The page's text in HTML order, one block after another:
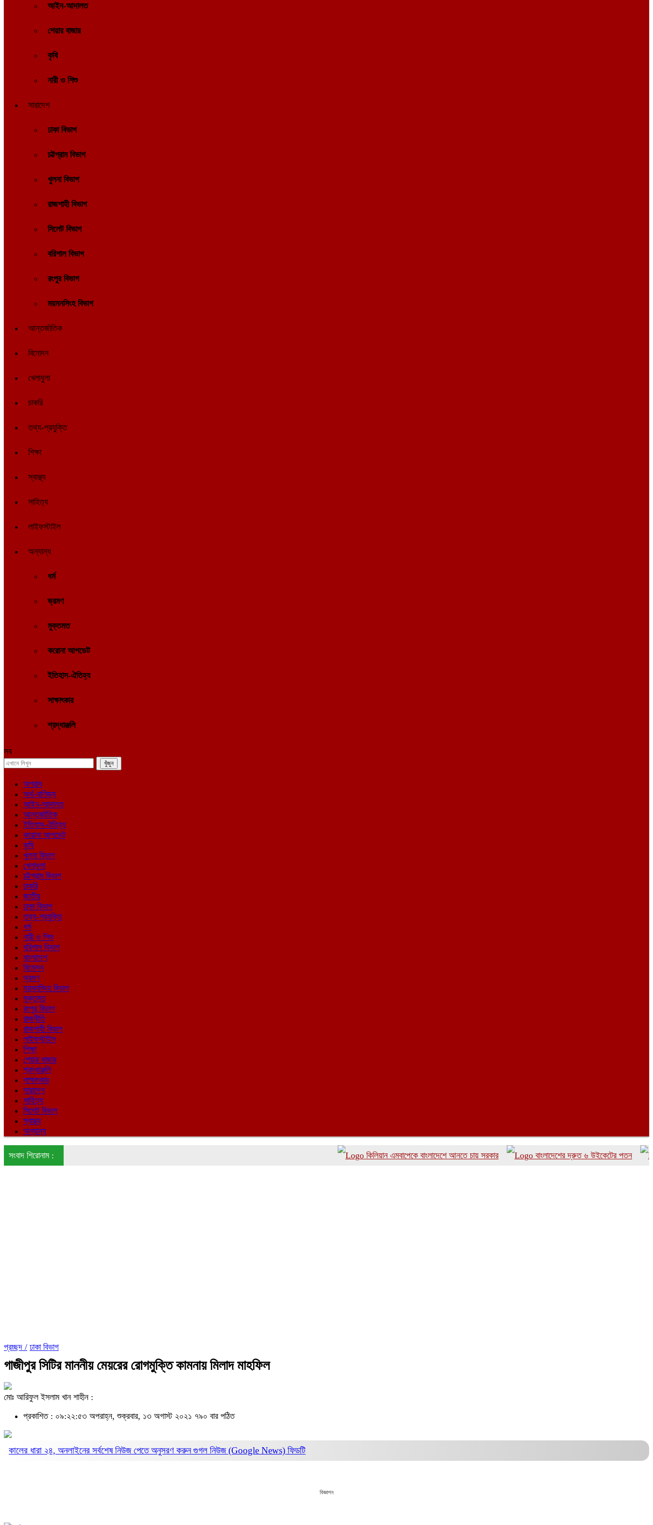
আইন-আদালত
শেয়ার বাজার
কৃষি
নারী ও শিশু
সারাদেশ
ঢাকা বিভাগ
চট্টগ্রাম বিভাগ
খুলনা বিভাগ
রাজশাহী বিভাগ
সিলেট বিভাগ
বরিশাল বিভাগ
রংপুর বিভাগ
ময়মনসিংহ বিভাগ
আন্তর্জাতিক
বিনোদন
খেলাধুলা
চাকরি
তথ্য-প্রযুক্তি
শিক্ষা
স্বাস্থ্য
সাহিত্য
লাইফস্টাইল
অন্যান্য
ধর্ম
ভ্রমণ
মুক্তমত
করোনা আপডেট
ইতিহাস-ঐতিহ্য
সাক্ষাৎকার
শ্রদ্ধাঞ্জলি
সব
অপরাধ
অর্থ-বাণিজ্য
আইন-আদালত
আন্তর্জাতিক
ইতিহাস-ঐতিহ্য
করোনা আপডেট
কৃষি
খুলনা বিভাগ
খেলাধুলা
চট্টগ্রাম বিভাগ
চাকরি
জাতীয়
ঢাকা বিভাগ
তথ্য-প্রযুক্তি
ধর্ম
নারী ও শিশু
বরিশাল বিভাগ
বাংলাদেশ
বিনোদন
ভ্রমণ
ময়মনসিংহ বিভাগ
মুক্তমত
রংপুর বিভাগ
রাজনীতি
রাজশাহী বিভাগ
লাইফস্টাইল
শিক্ষা
শেয়ার বাজার
শ্রদ্ধাঞ্জলি
সাক্ষাৎকার
সারাদেশ
সাহিত্য
সিলেট বিভাগ
স্বাস্থ্য
অন্যান্য
সংবাদ শিরোনাম : কিলিয়ান এমবাপেকে বাংলাদেশে আনতে চায় সরকার বাংলাদেশের দ্রুত ৬ উইকেটের পতন
প্রচ্ছদ / ঢাকা বিভাগ
গাজীপুর সিটির মাননীয় মেয়রের রোগমুক্তি কামনায় মিলাদ মাহফিল
মোঃ আরিফুল ইসলাম খান শাহীন :
প্রকাশিত : ০৯:২২:৫৩ অপরাহ্ন, শুক্রবার, ১৩ অগাস্ট ২০২১ ৭৯০ বার পঠিত
কালের ধারা ২৪, অনলাইনের সর্বশেষ নিউজ পেতে অনুসরণ করুনগুগল নিউজ (Google News) ফিডটি
বিজ্ঞাপন